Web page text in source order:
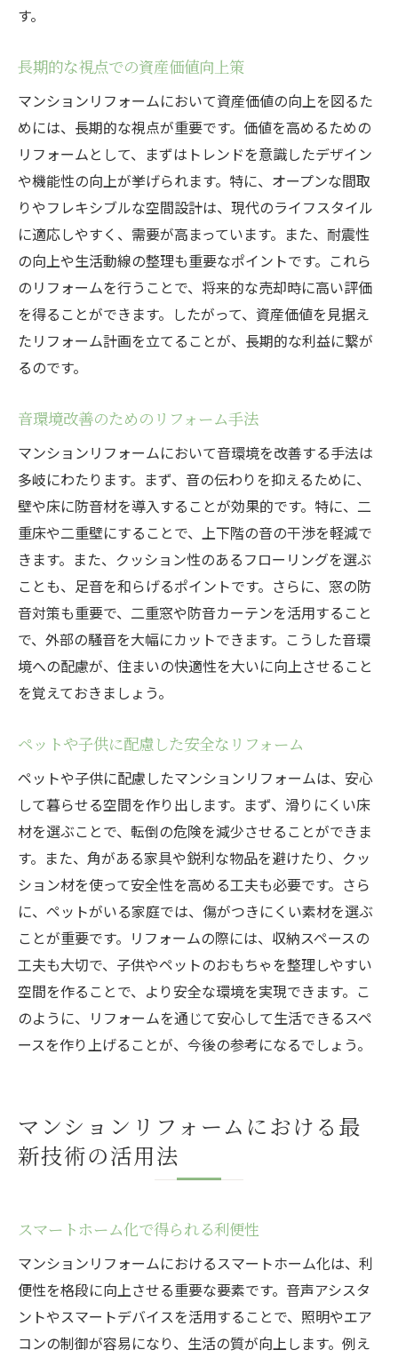
す。
長期的な視点での資産価値向上策
マンションリフォームにおいて資産価値の向上を図るた
めには、長期的な視点が重要です。価値を高めるための
リフォームとして、まずはトレンドを意識したデザイン
や機能性の向上が挙げられます。特に、オープンな間取
りやフレキシブルな空間設計は、現代のライフスタイル
に適応しやすく、需要が高まっています。また、耐震性
の向上や生活動線の整理も重要なポイントです。これら
のリフォームを行うことで、将来的な売却時に高い評価
を得ることができます。したがって、資産価値を見据え
たリフォーム計画を立てることが、長期的な利益に繋が
るのです。
音環境改善のためのリフォーム手法
マンションリフォームにおいて音環境を改善する手法は
多岐にわたります。まず、音の伝わりを抑えるために、
壁や床に防音材を導入することが効果的です。特に、二
重床や二重壁にすることで、上下階の音の干渉を軽減で
きます。また、クッション性のあるフローリングを選ぶ
ことも、足音を和らげるポイントです。さらに、窓の防
音対策も重要で、二重窓や防音カーテンを活用すること
で、外部の騒音を大幅にカットできます。こうした音環
境への配慮が、住まいの快適性を大いに向上させること
を覚えておきましょう。
ペットや子供に配慮した安全なリフォーム
ペットや子供に配慮したマンションリフォームは、安心
して暮らせる空間を作り出します。まず、滑りにくい床
材を選ぶことで、転倒の危険を減少させることができま
す。また、角がある家具や鋭利な物品を避けたり、クッ
ション材を使って安全性を高める工夫も必要です。さら
に、ペットがいる家庭では、傷がつきにくい素材を選ぶ
ことが重要です。リフォームの際には、収納スペースの
工夫も大切で、子供やペットのおもちゃを整理しやすい
空間を作ることで、より安全な環境を実現できます。こ
のように、リフォームを通じて安心して生活できるスペ
ースを作り上げることが、今後の参考になるでしょう。
マンションリフォームにおける最
新技術の活用法
スマートホーム化で得られる利便性
マンションリフォームにおけるスマートホーム化は、利
便性を格段に向上させる重要な要素です。音声アシスタ
ントやスマートデバイスを活用することで、照明やエア
コンの制御が容易になり、生活の質が向上します。例え